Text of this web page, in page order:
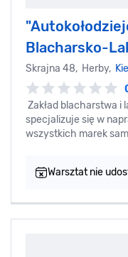
Blacharsko-
Skrajna 48, Herby,
Zakład blacharstwa i
specjalizuje się w
wszystkich marek
Warsztat nie